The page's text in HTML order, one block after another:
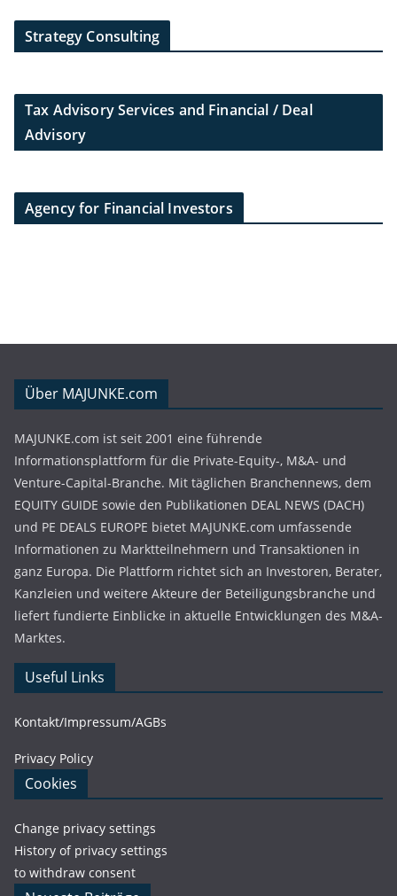
Strategy Consulting
Tax Advisory Services and Financial / Deal
Advisory
Agency for Financial Investors
Über MAJUNKE.com
MAJUNKE.com ist seit 2001 eine führende
Informationsplattform für die Private-Equity-, M&A- und
Venture-Capital-Branche. Mit täglichen Branchennews, dem
EQUITY GUIDE sowie den Publikationen DEAL NEWS (DACH)
und PE DEALS EUROPE bietet MAJUNKE.com umfassende
Informationen zu Marktteilnehmern und Transaktionen in
ganz Europa. Die Plattform richtet sich an Investoren, Berater,
Kanzleien und weitere Akteure der Beteiligungsbranche und
liefert fundierte Einblicke in aktuelle Entwicklungen des M&A-
Marktes.
Useful Links
Kontakt/Impressum/AGBs
Privacy Policy
Cookies
Change privacy settings
History of privacy settings
to withdraw consent